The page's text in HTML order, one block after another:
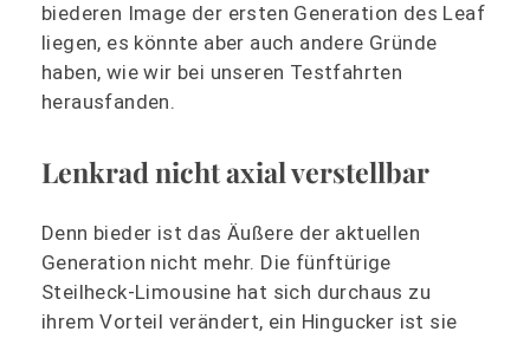
biederen Image der ersten Generation des Leaf
liegen, es könnte aber auch andere Gründe
haben, wie wir bei unseren Testfahrten
herausfanden.
Lenkrad nicht axial verstellbar
Denn bieder ist das Äußere der aktuellen
Generation nicht mehr. Die fünftürige
Steilheck-Limousine hat sich durchaus zu
ihrem Vorteil verändert, ein Hingucker ist sie